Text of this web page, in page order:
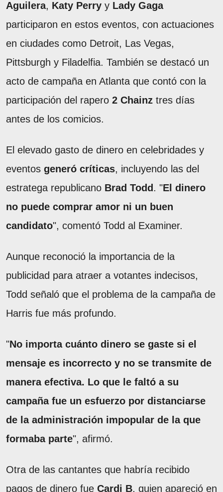
Aguilera, Katy Perry y Lady Gaga
participaron en estos eventos, con actuaciones
en ciudades como Detroit, Las Vegas,
Pittsburgh y Filadelfia. También se destacó un
acto de campaña en Atlanta que contó con la
participación del rapero 2 Chainz tres días
antes de los comicios.
El elevado gasto de dinero en celebridades y
eventos generó críticas, incluyendo las del
estratega republicano Brad Todd . "El dinero
no puede comprar amor ni un buen
candidato", comentó Todd al Examiner.
Aunque reconoció la importancia de la
publicidad para atraer a votantes indecisos,
Todd señaló que el problema de la campaña de
Harris fue más profundo.
"No importa cuánto dinero se gaste si el
mensaje es incorrecto y no se transmite de
manera efectiva. Lo que le faltó a su
campaña fue un esfuerzo por distanciarse
de la administración impopular de la que
formaba parte", afirmó.
Otra de las cantantes que habría recibido
pagos de dinero fue Cardi B, quien apareció en